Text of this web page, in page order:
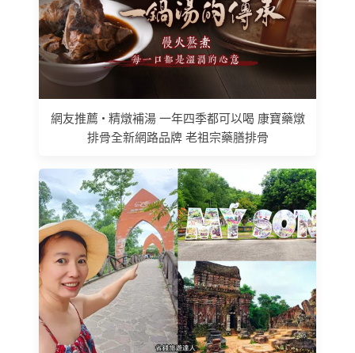
網友推薦 • 精燉補湯 一年四季都可以喝 康寶藥燉
排骨全新網路品牌 老祖宗藥膳排骨